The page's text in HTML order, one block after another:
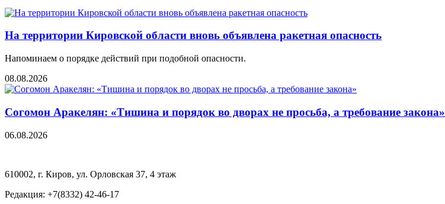
На территории Кировской области вновь объявлена ракетная опасность
Напоминаем о порядке действий при подобной опасности.
08.08.2026
Согомон Аракелян: «Тишина и порядок во дворах не просьба, а требование закона»
06.08.2026
610002, г. Киров, ул. Орловская 37, 4 этаж
Редакция: +7(8332) 42-46-17